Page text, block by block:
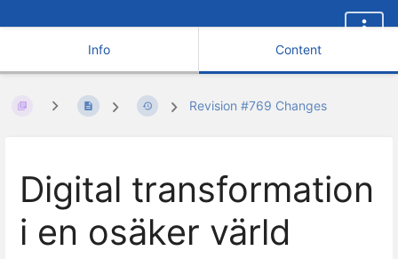
Info Content
Revision #769 Changes
Digital transformation
i en osäker värld